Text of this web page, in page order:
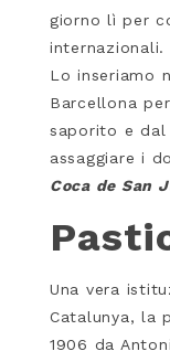
giorno lì per
internazionali.
Lo inseriamo
Barcellona
saporito e
assaggiare i
Coca de San
Una vera
Catalunya, la
1906 da